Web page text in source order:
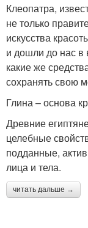
Клеопатра,
не только
искусства
и дошли до нас в
какие же
сохранять свою
Глина – основа
Древние
целебные
подданные,
лица и тела.
читать дальше →